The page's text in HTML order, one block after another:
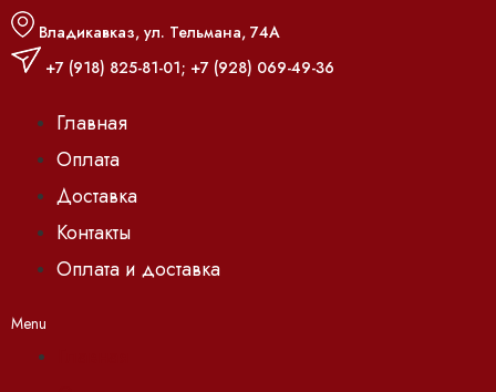
Владикавказ, ул. Тельмана, 74А
+7 (918) 825-81-01; +7 (928) 069-49-36
Главная
Оплата
Доставка
Контакты
Оплата и доставка
Menu